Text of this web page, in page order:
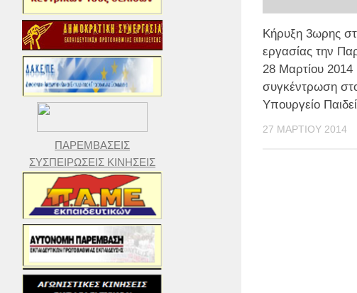
Κήρυξη 3ωρης
εργασίας την
28 Μαρτίου 2014
συγκέντρωση
Υπουργείο
27 ΜΑΡΤΊΟΥ 2014
ΠΑΡΕΜΒΑΣΕΙΣ
ΣΥΣΠΕΙΡΩΣΕΙΣ ΚΙΝΗΣΕΙΣ